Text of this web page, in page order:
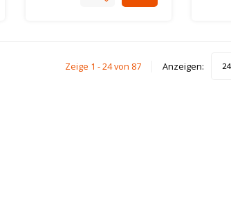
Zeige 1 - 24 von 87 Anzeigen: 24